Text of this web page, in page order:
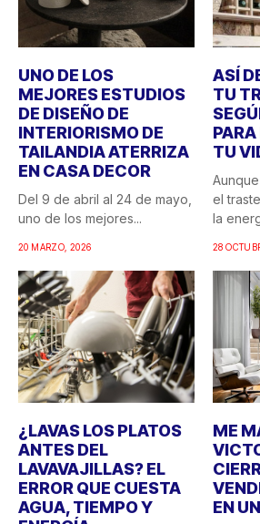
UNO DE LOS
MEJORES ESTUDIOS
DE DISEÑO DE
INTERIORISMO DE
TAILANDIA ATERRIZA
EN CASA DECOR
Del 9 de abril al 24 de mayo,
uno de los mejores...
20 MARZO, 2026
ASÍ
TU
TU
el
la
28
¿LAVAS LOS PLATOS
ANTES DEL
LAVAVAJILLAS? EL
ERROR QUE CUESTA
AGUA, TIEMPO Y
ME
EN